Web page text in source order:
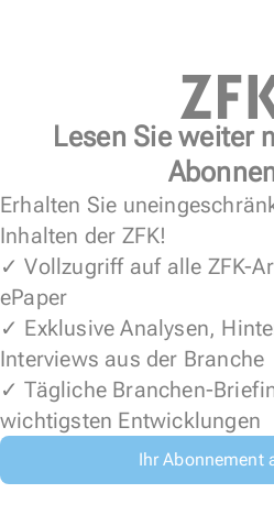
Lesen Sie weiter
Erhalten Sie
Inhalten der ZFK!
✓ Vollzugriff auf alle ZFK-
ePaper
✓ Exklusive Analysen,
Interviews aus der Branche
✓ Tägliche Branchen-
wichtigsten Entwicklungen
Ihr Abonnement